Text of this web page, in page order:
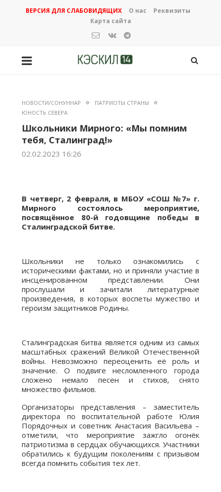
ВЕРСИЯ ДЛЯ СЛАБОВИДЯЩИХ О нас
Реквизиты
Карта сайта
НОВОСТИ/СОНУННАР
ПАТРИОТЫ СТРАНЫ
ЮНОСТЬ СЕВЕРА
Школьники Мирного: «Мы помним
тебя, Сталинград!»
02.02.2023 16:26
В четверг, 2 февраля, в МБОУ «СОШ №7» г.
Мирного состоялось мероприятие,
посвящённое 80-й годовщине победы в
Сталинградской битве.
Школьники не только ознакомились с
историческими фактами, но и приняли участие в
инсценированном представлении. Они
прослушали и зачитали литературные
произведения, в которых воспеты мужество и
героизм защитников Родины.
Сталинградская битва является одним из самых
масштабных сражений Великой Отечественной
войны. Невозможно переоценить её роль и
значение. О подвиге несломленного города
сложено немало песен и стихов, снято
множество фильмов.
Организаторы представления – заместитель
директора по воспитательной работе Юлия
Порядочных и советник Анастасия Васильева –
отметили, что мероприятие зажгло огонёк
патриотизма в сердцах обучающихся. Участники
обратились к будущим поколениям с призывом
всегда помнить события тех лет.